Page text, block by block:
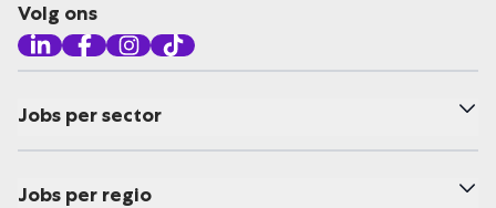
Volg ons
Jobs per sector
Jobs per regio